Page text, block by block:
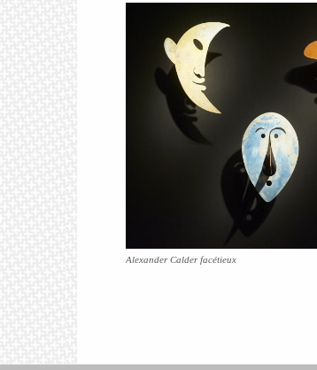
Alexander Calder facétieux